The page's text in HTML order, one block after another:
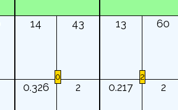
14 43
0.326 2
0
13 60
0.217 2
2